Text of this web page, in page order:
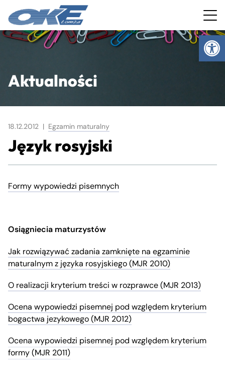
Aktualności
18.12.2012 | Egzamin maturalny
Język rosyjski
Formy wypowiedzi pisemnych
Osiągniecia maturzystów
Jak rozwiązywać zadania zamknięte na egzaminie
maturalnym z języka rosyjskiego (MJR 2010)
O realizacji kryterium treści w rozprawce (MJR 2013)
Ocena wypowiedzi pisemnej pod względem kryterium
bogactwa jezykowego (MJR 2012)
Ocena wypowiedzi pisemnej pod względem kryterium
formy (MJR 2011)